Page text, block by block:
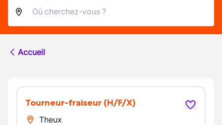
Accueil
Tourneur-fraiseur (H/F/X)
Theux